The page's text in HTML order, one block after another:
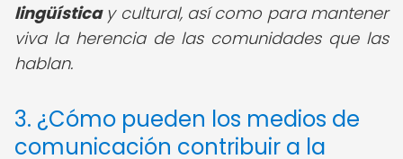
lingüísticay cultural, así como para mantener
viva la herencia de las comunidades que las
hablan.
3. ¿Cómo pueden los medios de
comunicación contribuir a la